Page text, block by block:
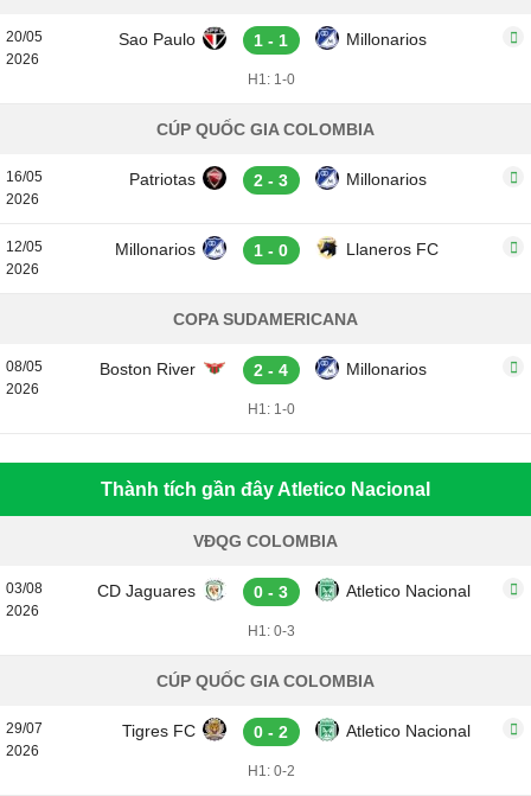
20/05
2026
Sao Paulo 1 - 1 Millonarios
H1: 1-0
CÚP QUỐC GIA COLOMBIA
16/05
2026
Patriotas 2 - 3 Millonarios
12/05
2026
Millonarios 1 - 0 Llaneros FC
COPA SUDAMERICANA
08/05
2026
Boston River 2 - 4 Millonarios
H1: 1-0
Thành tích gần đây Atletico Nacional
VĐQG COLOMBIA
03/08
2026
CD Jaguares 0 - 3 Atletico Nacional
H1: 0-3
CÚP QUỐC GIA COLOMBIA
29/07
2026
Tigres FC 0 - 2 Atletico Nacional
H1: 0-2